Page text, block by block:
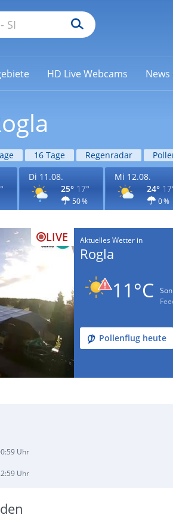
HD Live Webcams News
16 Tage Regenradar
Di 11.08.
25° 17°
50 %
Mi 12.08.
24°
0 %
LIVE Aktuelles Wetter in
Rogla
11°C
Pollenflug heute
Uhr
Uhr